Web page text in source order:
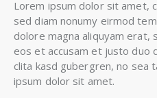
Lorem ipsum dolor sit amet,
sed diam nonumy eirmod
dolore magna aliquyam erat,
eos et accusam et justo duo
clita kasd gubergren, no sea
ipsum dolor sit amet.